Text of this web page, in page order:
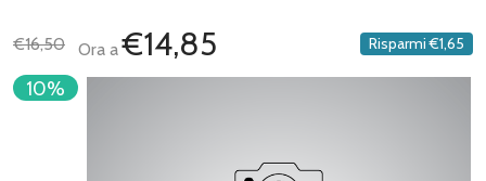
DEI
€16,50 Ora a€14,85 Risparmi €1,65
10%